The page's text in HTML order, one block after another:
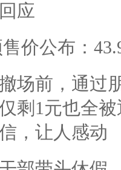
应
价公布：
场前，通过
剩1元也全
，让人感动